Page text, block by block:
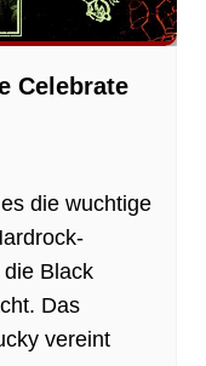
Celebrate
die wuchtige
Black
Das
vereint